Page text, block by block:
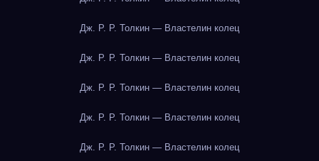
Дж. Р. Р. Толкин — Властелин колец
Дж. Р. Р. Толкин — Властелин колец
Дж. Р. Р. Толкин — Властелин колец
Дж. Р. Р. Толкин — Властелин колец
Дж. Р. Р. Толкин — Властелин колец